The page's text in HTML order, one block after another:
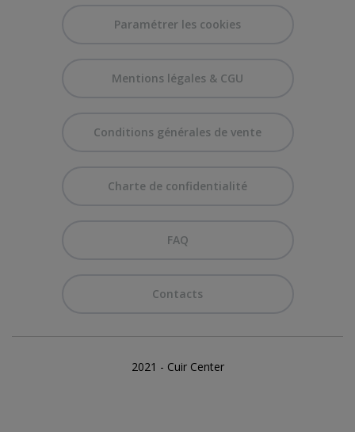
Paramétrer les cookies
Mentions légales & CGU
Conditions générales de vente
Charte de confidentialité
FAQ
Contacts
2021 - Cuir Center